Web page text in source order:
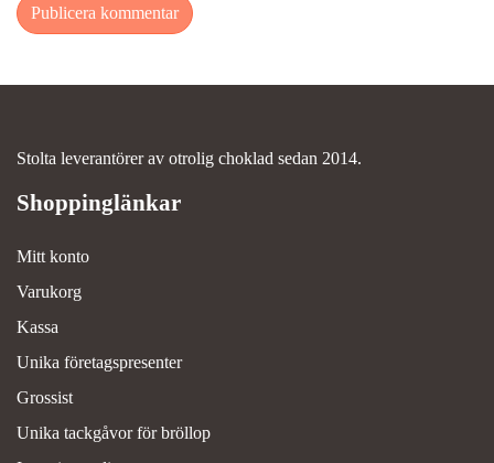
Stolta leverantörer av otrolig choklad sedan 2014.
Mitt konto
Varukorg
Kassa
Unika företagspresenter
Grossist
Unika tackgåvor för bröllop